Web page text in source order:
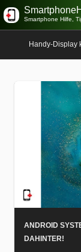
Smartphone Hilfe,
Handy-Display
ANDROID
DAHINTER!